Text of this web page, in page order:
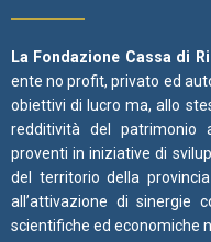
La Fondazione Cassa di
ente no profit, privato ed
obiettivi di lucro ma, allo
redditività del patrimonio
proventi in iniziative di
del territorio della
all’attivazione di sinergie
scientifiche ed economiche